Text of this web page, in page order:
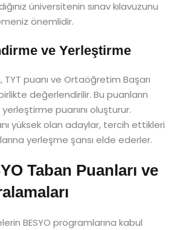
üniversitenin sınav kılavuzunu
önemlidir.
ve Yerleştirme
TYT puanı ve Ortaöğretim Başarı
değerlendirilir. Bu puanların
puanını oluşturur.
yüksek olan adaylar, tercih ettikleri
yerleşme şansı elde ederler.
Taban Puanları ve
BESYO programlarına kabul